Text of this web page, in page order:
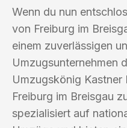
Wenn du nun
von Freiburg im
einem zuverlässigen
Umzugsunternehmen
Umzugskönig Kastner
Freiburg im Breisgau
spezialisiert auf